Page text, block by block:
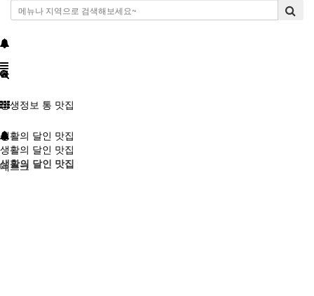
생생정보 통 맛집
생활의 달인 맛집
데스크
생활의 달인 맛집
생활의 달인 맛집